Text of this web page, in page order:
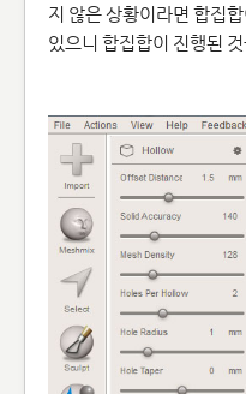
지 않은 상황이라면 합집
있으니 합집합이 진행된